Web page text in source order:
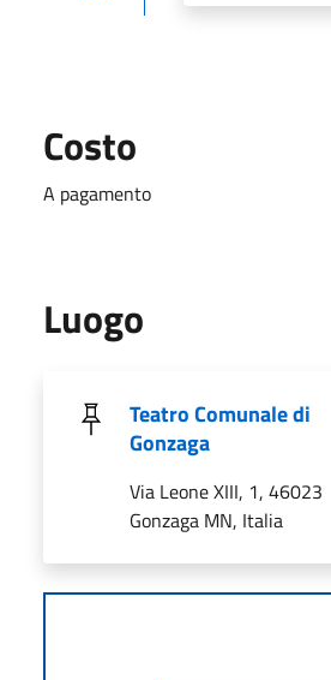
Costo
A pagamento
Luogo
Teatro Comunale di
Gonzaga
Via Leone XIII, 1, 46023
Gonzaga MN, Italia